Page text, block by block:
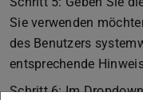
Sie verwenden
des Benutzers
entsprechende
Schritt 6: Im